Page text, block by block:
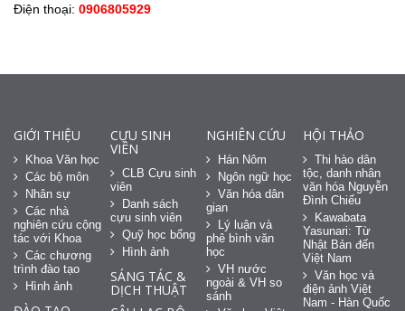
Điện thoại: 0906805929
GIỚI THIỆU
Khoa Văn học
Các bộ môn
Nhân sự
Các nhà
nghiên cứu cộng
tác với Khoa
Các chương
trình đào tạo
Hình ảnh
CỰU SINH
VIÊN
CLB Cựu sinh
viên
Danh sách
cựu sinh viên
Quỹ học bổng
Hình ảnh
SÁNG TÁC &
DỊCH THUẬT
NGHIÊN CỨU
Hán Nôm
Ngôn ngữ học
Văn hóa dân
gian
Lý luận và
phê bình văn
học
VH nước
ngoài & VH so
sánh
HỘI THẢO
Thi hào dân
tộc, danh nhân
văn hóa Nguyễn
Đình Chiểu
Kawabata
Yasunari: Từ
Nhật Bản đến
Việt Nam
Văn học và
điện ảnh Việt
Nam - Hàn Quốc